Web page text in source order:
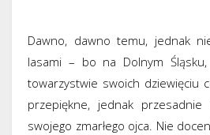
Dawno, dawno temu, jednak
lasami – bo na Dolnym
towarzystwie swoich dziewięciu
przepiękne, jednak przesadnie
swojego zmarłego ojca. Nie